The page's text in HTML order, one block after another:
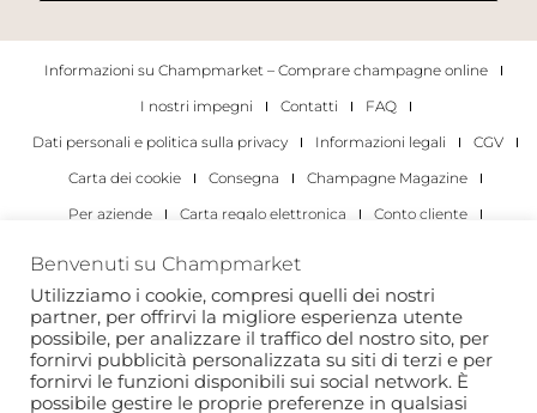
Informazioni su Champmarket – Comprare champagne online
I nostri impegni
Contatti
FAQ
Dati personali e politica sulla privacy
Informazioni legali
CGV
Carta dei cookie
Consegna
Champagne Magazine
Per aziende
Carta regalo elettronica
Conto cliente
Per gli individui
Per le aziende
Copyright 2022 © tutti i diritti riservati. Champmarket.
Benvenuti su Champmarket
Utilizziamo i cookie, compresi quelli dei nostri
partner, per offrirvi la migliore esperienza utente
possibile, per analizzare il traffico del nostro sito, per
fornirvi pubblicità personalizzata su siti di terzi e per
fornirvi le funzioni disponibili sui social network. È
possibile gestire le proprie preferenze in qualsiasi